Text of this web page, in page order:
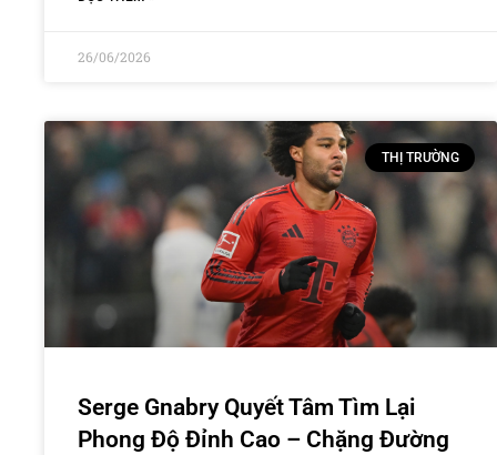
26/06/2026
THỊ TRƯỜNG
Serge Gnabry Quyết Tâm Tìm Lại
Phong Độ Đỉnh Cao – Chặng Đường